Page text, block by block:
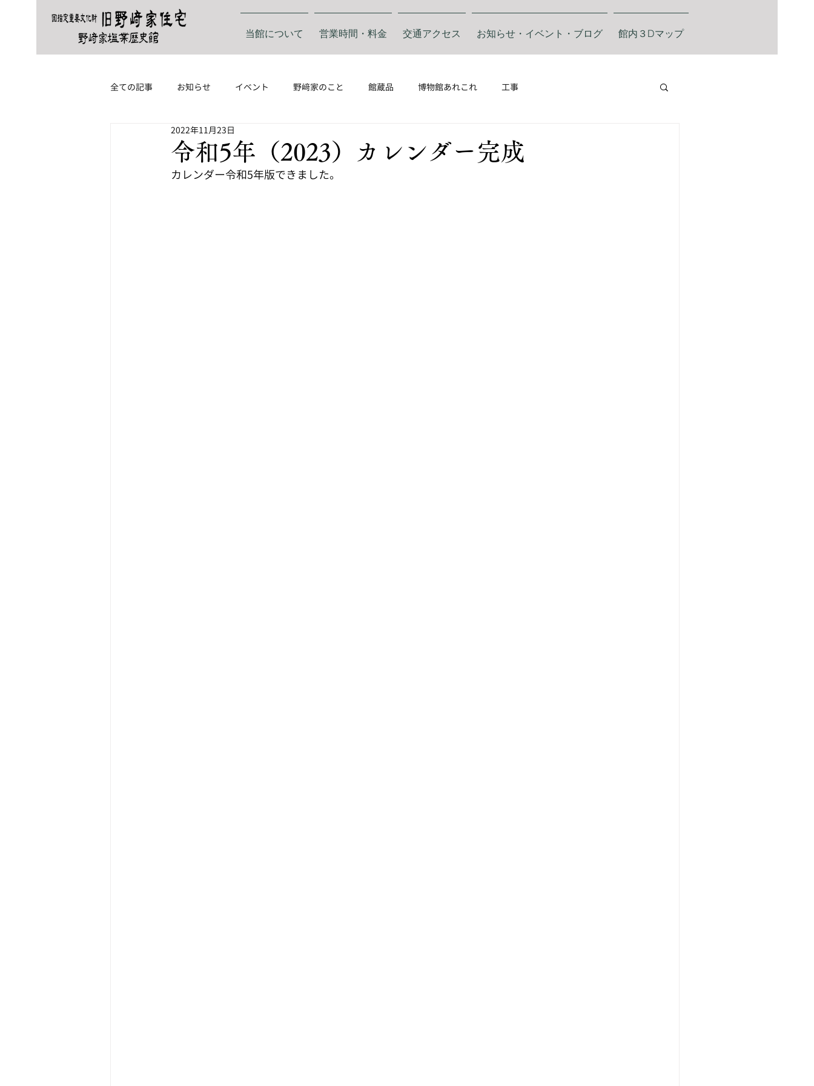
当館について 営業時間・料金 交通アクセス お知らせ・イベント・ブログ 館内３Dマップ
全ての記事 お知らせ イベント 野﨑家のこと 館蔵品 博物館あれこれ 工事
令和5年（2023）カレンダー完成
2022年11月23日
カレンダー令和5年版できました。